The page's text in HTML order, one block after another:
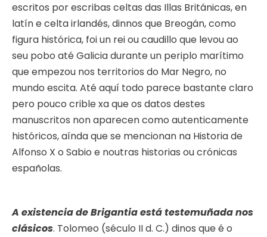
escritos por escribas celtas das Illas Británicas, en
latín e celta irlandés, dinnos que Breogán, como
figura histórica, foi un rei ou caudillo que levou ao
seu pobo até Galicia durante un periplo marítimo
que empezou nos territorios do Mar Negro, no
mundo escita. Até aquí todo parece bastante claro
pero pouco crible xa que os datos destes
manuscritos non aparecen como autenticamente
históricos, aínda que se mencionan na Historia de
Alfonso X o Sabio e noutras historias ou crónicas
españolas.
A existencia de Brigantia está testemuñada nos
clásicos. Tolomeo (século II d. C.) dinos que é o